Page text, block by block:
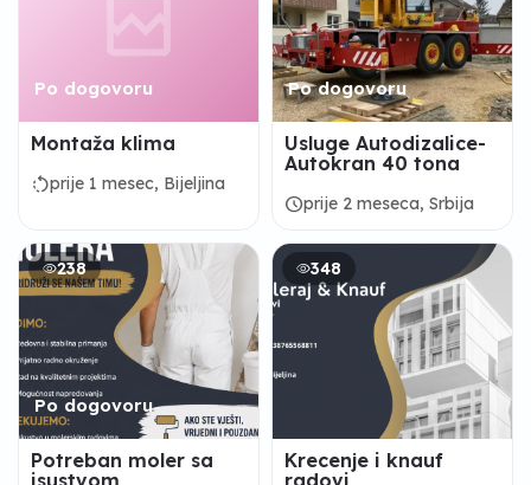
Po dogovoru
Montaža klima
rotate_leftprije 1 mesec, Bijeljina
Po dogovoru
Usluge Autodizalice-
Autokran 40 tona
scheduleprije 2 meseca, Srbija
238
Po dogovoru
Potreban moler sa
isustvom
348
Krecenje i knauf
radovi